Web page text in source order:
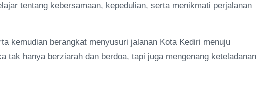
tentang kebersamaan, kepedulian, serta menikmati perjalanan
kemudian berangkat menyusuri jalanan Kota Kediri menuju
tak hanya berziarah dan berdoa, tapi juga mengenang keteladanan